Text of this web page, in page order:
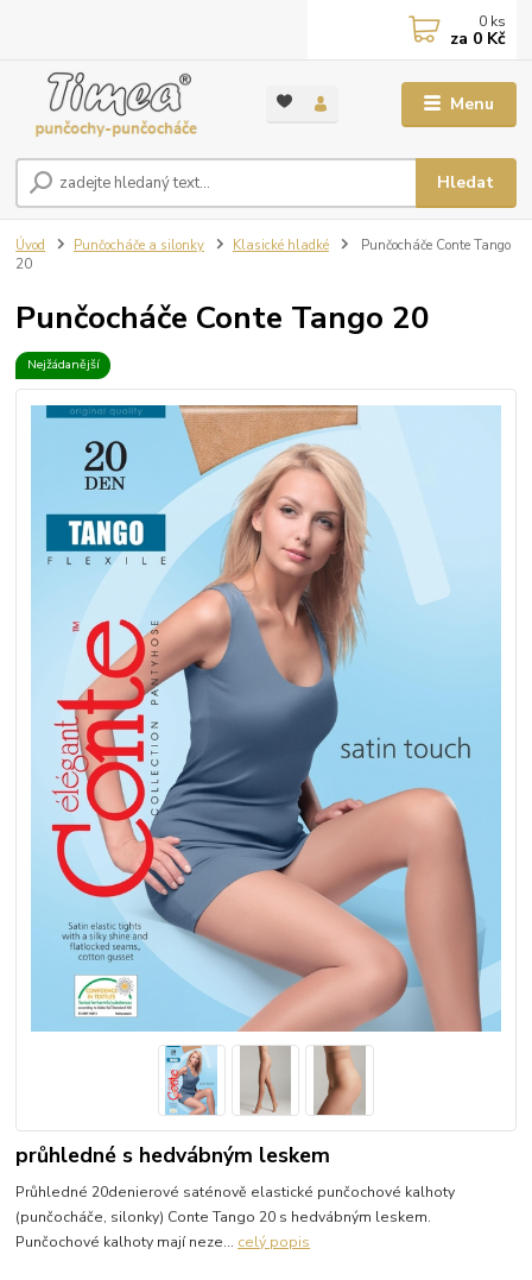
Menu
Hledat
0 ks
za 0 Kč
Úvod Punčocháče a silonky Klasické hladké
Punčocháče Conte Tango
20
Punčocháče Conte Tango 20
Nejžádanější
průhledné s hedvábným leskem
Průhledné 20denierové saténově elastické punčochové kalhoty
(punčocháče, silonky) Conte Tango 20 s hedvábným leskem.
Punčochové kalhoty mají neze... celý popis